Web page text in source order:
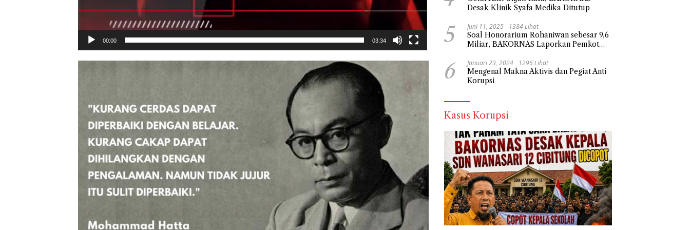
00:00 03:34
Desak Klinik Syafa Medika Ditutup
5 Juni 11, 2025 1384 Lihat
Soal Honorarium Rohaniwan sebesar 9,6
Miliar, BAKORNAS Laporkan Pemkot
6 Januari 23, 2024 1296 Lihat
Mengenal Makna Aktivis dan Pegiat Anti
Korupsi
Kasus Korupsi